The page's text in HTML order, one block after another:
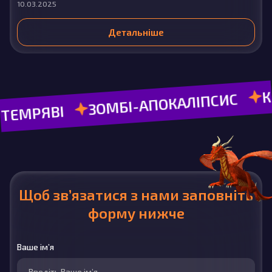
10.03.2025
Детальніше
ЗОМБІ-АПОКАЛІПСИС КВЕСТИ
Щоб зв’язатися з нами заповніть
форму нижче
Ваше ім’я